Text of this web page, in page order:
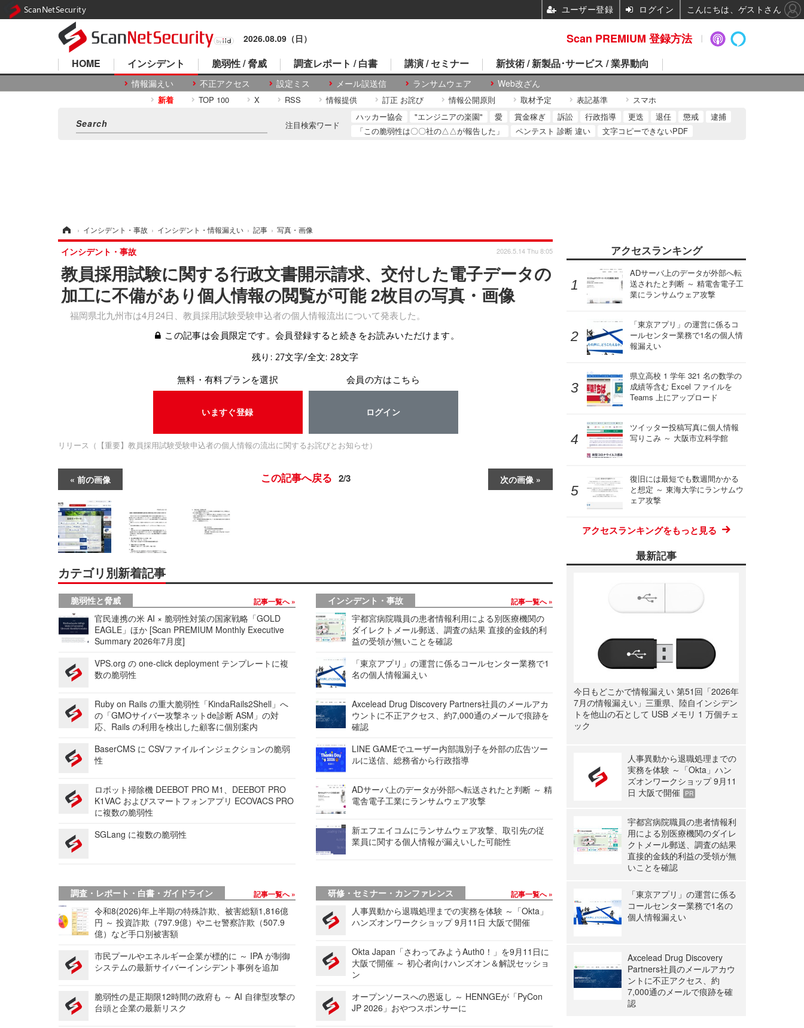
2026.08.09（日）
HOME インシデント
情報漏えい 不正アクセス 設定ミス メール誤送信 ランサムウェア Web改ざん
脆弱性 / 脅威 調査レポート / 白書 講演 / セミナー 新技術 / 新製品･サービス / 業界動向
新着 TOP 100 X RSS 情報提供 訂正 お詫び 情報公開原則 取材予定 表記基準 スマホ
注目検索ワード
ハッカー協会 "エンジニアの楽園" 愛 賞金稼ぎ 訴訟 行政指導 更迭 退任 懲戒
逮捕
「この脆弱性は〇〇社の△△が報告した」
ペンテスト 診断 違い 文字コピーできないPDF
› インシデント・事故 › インシデント・情報漏えい › 記事 › 写真・画像
教員採用試験に関する行政文書開示請求、交付した電子データの
加工に不備があり個人情報の閲覧が可能 2枚目の写真・画像
福岡県北九州市は4月24日、教員採用試験受験申込者の個人情報流出について発表した。
インシデント・事故 2026.5.14 Thu 8:05
この記事は会員限定です。会員登録すると続きをお読みいただけます。
残り: 27文字/全文: 28文字
無料・有料プランを選択
いますぐ登録
会員の方はこちら
ログイン
リリース（【重要】教員採用試験受験申込者の個人情報の流出に関するお詫びとお知らせ）
前の画像 次の画像
この記事へ戻る 2/3
カテゴリ別新着記事
脆弱性と脅威 記事一覧へ
官民連携の米 AI × 脆弱性対策の国家戦略「GOLD
EAGLE」ほか [Scan PREMIUM Monthly Executive
Summary 2026年7月度]
VPS.org の one-click deployment テンプレートに複
数の脆弱性
Ruby on Rails の重大脆弱性「KindaRails2Shell」へ
の「GMOサイバー攻撃ネットde診断 ASM」の対
応、Rails の利用を検出した顧客に個別案内
BaserCMS に CSVファイルインジェクションの脆弱
性
ロボット掃除機 DEEBOT PRO M1、DEEBOT PRO
K1VAC およびスマートフォンアプリ ECOVACS PRO
に複数の脆弱性
SGLang に複数の脆弱性
インシデント・事故 記事一覧へ
宇都宮病院職員の患者情報利用による別医療機関の
ダイレクトメール郵送、調査の結果 直接的金銭的利
益の受領が無いことを確認
「東京アプリ」の運営に係るコールセンター業務で1
名の個人情報漏えい
Axcelead Drug Discovery Partners社員のメールアカ
ウントに不正アクセス、約7,000通のメールで痕跡を
確認
LINE GAMEでユーザー内部識別子を外部の広告ツー
ルに送信、総務省から行政指導
ADサーバ上のデータが外部へ転送されたと判断 ～ 精
電舎電子工業にランサムウェア攻撃
新エフエイコムにランサムウェア攻撃、取引先の従
業員に関する個人情報が漏えいした可能性
調査・レポート・白書・ガイドライン 記事一覧へ
令和8(2026)年上半期の特殊詐欺、被害総額1,816億
円 ～ 投資詐欺（797.9億）やニセ警察詐欺（507.9
億）など手口別被害額
市民プールやエネルギー企業が標的に ～ IPA が制御
システムの最新サイバーインシデント事例を追加
脆弱性の是正期限12時間の政府も ～ AI 自律型攻撃の
台頭と企業の最新リスク
研修・セミナー・カンファレンス 記事一覧へ
人事異動から退職処理までの実務を体験 ～「Okta」
ハンズオンワークショップ 9月11日 大阪で開催
Okta Japan「さわってみようAuth0！」を9月11日に
大阪で開催 ～ 初心者向けハンズオン＆解説セッショ
ン
オープンソースへの恩返し ～ HENNGEが「PyCon
JP 2026」おやつスポンサーに
アクセスランキング
ADサーバ上のデータが外部へ転
送されたと判断 ～ 精電舎電子工
業にランサムウェア攻撃
「東京アプリ」の運営に係るコ
ールセンター業務で1名の個人情
報漏えい
県立高校 1 学年 321 名の数学の
成績等含む Excel ファイルを
Teams 上にアップロード
ツイッター投稿写真に個人情報
写りこみ ～ 大阪市立科学館
復旧には最短でも数週間かかる
と想定 ～ 東海大学にランサムウ
ェア攻撃
アクセスランキングをもっと見る
最新記事
今日もどこかで情報漏えい 第51回「2026年
7月の情報漏えい」三重県、陸自インシデン
トを他山の石として USB メモリ 1 万個チェ
ック
人事異動から退職処理までの
実務を体験 ～「Okta」ハン
ズオンワークショップ 9月11
日 大阪で開催
PR
宇都宮病院職員の患者情報利
用による別医療機関のダイレ
クトメール郵送、調査の結果
直接的金銭的利益の受領が無
いことを確認
「東京アプリ」の運営に係る
コールセンター業務で1名の
個人情報漏えい
Axcelead Drug Discovery
Partners社員のメールアカウ
ントに不正アクセス、約
7,000通のメールで痕跡を確
認
Scan PREMIUM 登録方法
ScanNetSecurity ユーザー登録 ログイン こんにちは、ゲストさん